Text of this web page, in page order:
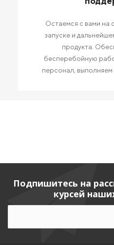
Остаемся с вами на
запуске и
продукта.
бесперебойную
персонал,
Подпишитесь на
курсей